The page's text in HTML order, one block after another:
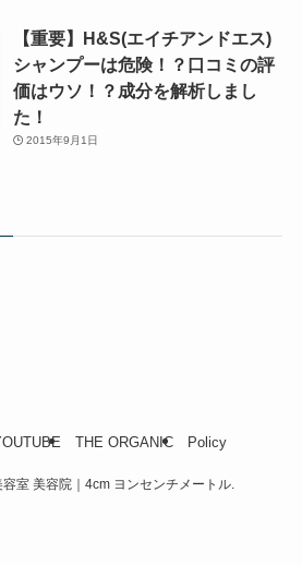
【重要】H&S(エイチアンドエス)
シャンプーは危険！？口コミの評
価はウソ！？成分を解析しまし
た！
2015年9月1日
THE ORGANIC Policy
室 美容院｜4cm ヨンセンチメートル.